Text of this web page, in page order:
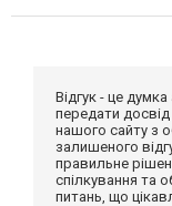
Відгук - це
передати
нашого сайту з
залишеного
правильне
спілкування та
питань, що